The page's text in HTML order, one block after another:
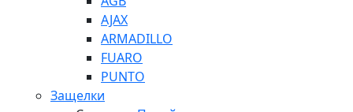
AJAX
ARMADILLO
FUARO
PUNTO
Защелки